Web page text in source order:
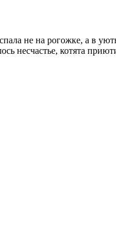
не на рогожке, а в
несчастье, котята